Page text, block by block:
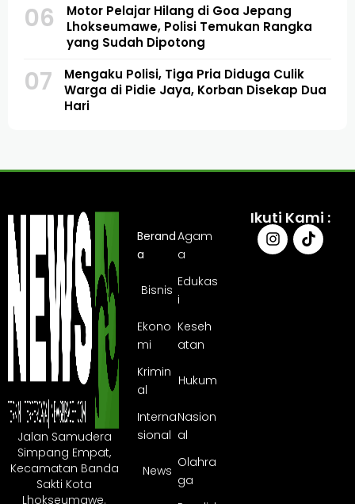
06
Motor Pelajar Hilang di Goa Jepang
Lhokseumawe, Polisi Temukan Rangka
yang Sudah Dipotong
07
Mengaku Polisi, Tiga Pria Diduga Culik
Warga di Pidie Jaya, Korban Disekap Dua
Hari
Jalan Samudera
Simpang Empat,
Kecamatan Banda
Sakti Kota
Lhokseumawe.
Berand
a
Agam
a
Bisnis
Edukas
i
Ekono
mi
Keseh
atan
Krimin
al
Hukum
Interna
sional
Nasion
al
News
Olahra
ga
Ikuti Kami :